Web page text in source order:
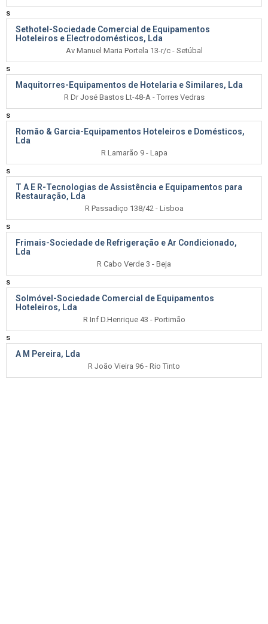
s
Sethotel-Sociedade Comercial de Equipamentos
Hoteleiros e Electrodomésticos, Lda
Av Manuel Maria Portela 13-r/c - Setúbal
s
Maquitorres-Equipamentos de Hotelaria e Similares, Lda
R Dr José Bastos Lt-48-A - Torres Vedras
s
Romão & Garcia-Equipamentos Hoteleiros e Domésticos,
Lda
R Lamarão 9 - Lapa
s
T A E R-Tecnologias de Assistência e Equipamentos para
Restauração, Lda
R Passadiço 138/42 - Lisboa
s
Frimais-Sociedade de Refrigeração e Ar Condicionado,
Lda
R Cabo Verde 3 - Beja
s
Solmóvel-Sociedade Comercial de Equipamentos
Hoteleiros, Lda
R Inf D.Henrique 43 - Portimão
s
A M Pereira, Lda
R João Vieira 96 - Rio Tinto